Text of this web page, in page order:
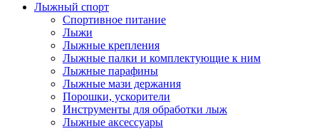
Лыжный спорт
Спортивное питание
Лыжи
Лыжные крепления
Лыжные палки и комплектующие к ним
Лыжные парафины
Лыжные мази держания
Порошки, ускорители
Инструменты для обработки лыж
Лыжные аксессуары